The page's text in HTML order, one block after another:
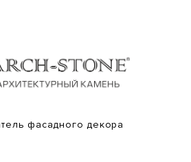
фасадного декора